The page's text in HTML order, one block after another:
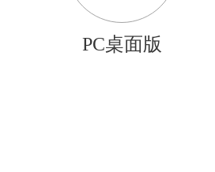
PC桌面版